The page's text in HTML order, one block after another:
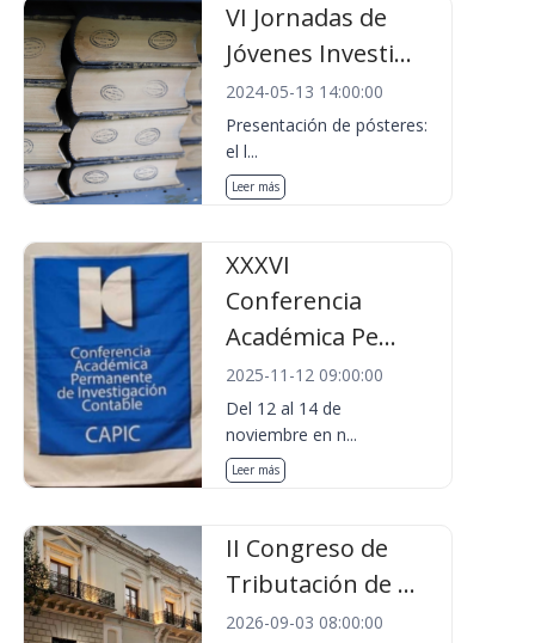
VI Jornadas de
Jóvenes Investi...
2024-05-13 14:00:00
Presentación de pósteres:
el l...
Leer más
XXXVI
Conferencia
Académica Pe...
2025-11-12 09:00:00
Del 12 al 14 de
noviembre en n...
Leer más
II Congreso de
Tributación de ...
2026-09-03 08:00:00